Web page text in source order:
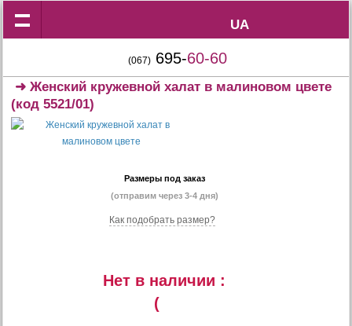
UA
UA
(067) 695-60-60
➜Женский кружевной халат в малиновом цвете
(код 5521/01)
Размеры под заказ
(отправим через 3-4 дня)
Как подобрать размер?
Нет в наличии :
(